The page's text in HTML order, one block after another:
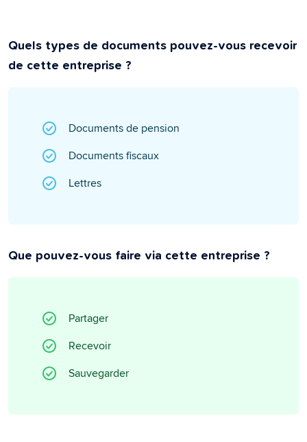
Quels types de documents pouvez-vous recevoir
de cette entreprise ?
Documents de pension
Documents fiscaux
Lettres
Que pouvez-vous faire via cette entreprise ?
Partager
Recevoir
Sauvegarder